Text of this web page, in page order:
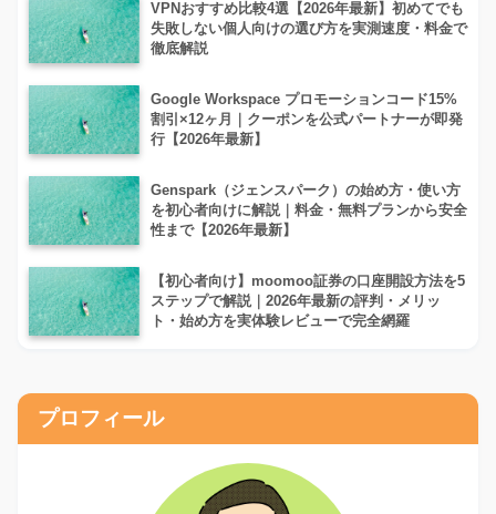
VPNおすすめ比較4選【2026年最新】初めてでも
失敗しない個人向けの選び方を実測速度・料金で
徹底解説
Google Workspace プロモーションコード15%
割引×12ヶ月｜クーポンを公式パートナーが即発
行【2026年最新】
Genspark（ジェンスパーク）の始め方・使い方
を初心者向けに解説｜料金・無料プランから安全
性まで【2026年最新】
【初心者向け】moomoo証券の口座開設方法を5
ステップで解説｜2026年最新の評判・メリッ
ト・始め方を実体験レビューで完全網羅
プロフィール